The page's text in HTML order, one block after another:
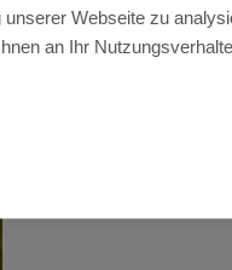
Webseite zu
an Ihr